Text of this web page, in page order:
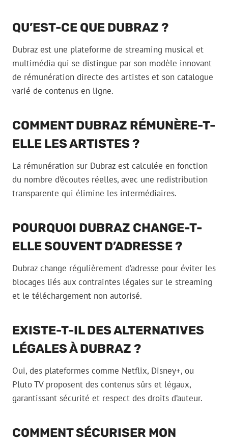
QU’EST-CE QUE DUBRAZ ?
Dubraz est une plateforme de streaming musical et
multimédia qui se distingue par son modèle innovant
de rémunération directe des artistes et son catalogue
varié de contenus en ligne.
COMMENT DUBRAZ RÉMUNÈRE-T-
ELLE LES ARTISTES ?
La rémunération sur Dubraz est calculée en fonction
du nombre d’écoutes réelles, avec une redistribution
transparente qui élimine les intermédiaires.
POURQUOI DUBRAZ CHANGE-T-
ELLE SOUVENT D’ADRESSE ?
Dubraz change régulièrement d’adresse pour éviter les
blocages liés aux contraintes légales sur le streaming
et le téléchargement non autorisé.
EXISTE-T-IL DES ALTERNATIVES
LÉGALES À DUBRAZ ?
Oui, des plateformes comme Netflix, Disney+, ou
Pluto TV proposent des contenus sûrs et légaux,
garantissant sécurité et respect des droits d’auteur.
COMMENT SÉCURISER MON